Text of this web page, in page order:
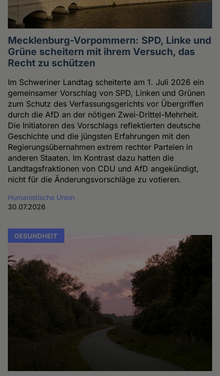
Mecklenburg-Vorpommern: SPD, Linke und
Grüne scheitern mit ihrem Versuch, das
Recht zu schützen
Im Schweriner Landtag scheiterte am 1. Juli 2026 ein
gemeinsamer Vorschlag von SPD, Linken und Grünen
zum Schutz des Verfassungsgerichts vor Übergriffen
durch die AfD an der nötigen Zwei-Drittel-Mehrheit.
Die Initiatoren des Vorschlags reflektierten deutsche
Geschichte und die jüngsten Erfahrungen mit den
Regierungsübernahmen extrem rechter Parteien in
anderen Staaten. Im Kontrast dazu hatten die
Landtagsfraktionen von CDU und AfD angekündigt,
nicht für die Änderungsvorschläge zu votieren.
Humanistische Union
30.07.2026
GESUNDHEIT